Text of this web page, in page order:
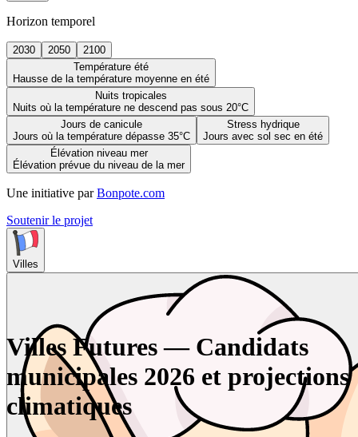
Horizon temporel
2030 2050
2100
Température été
Hausse de la température moyenne en été
Nuits tropicales
Nuits où la température ne descend pas sous 20°C
Jours de canicule
Jours où la température dépasse 35°C
Stress hydrique
Jours avec sol sec en été
Élévation niveau mer
Élévation prévue du niveau de la mer
Une initiative par Bonpote.com
Soutenir le projet
Villes
Villes Futures — Candidats
municipales 2026 et projections
climatiques